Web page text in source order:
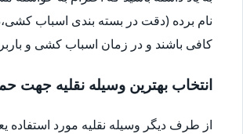
نام برده (دقت در بسته بندی اسباب
کافی باشند و در زمان اسباب کشی و
انتخاب بهترین وسیله نقلیه جهت
از طرف دیگر وسیله نقلیه مورد